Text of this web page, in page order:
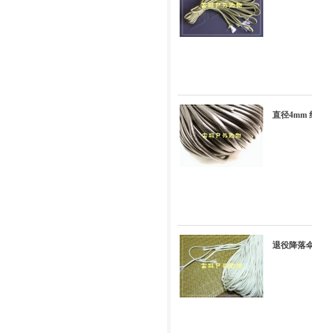
直径4mm
退役降落